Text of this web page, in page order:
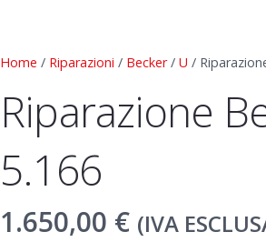
Home / Riparazioni / Becker/U /
Riparazione
5.166
1.650,00 € (IVA